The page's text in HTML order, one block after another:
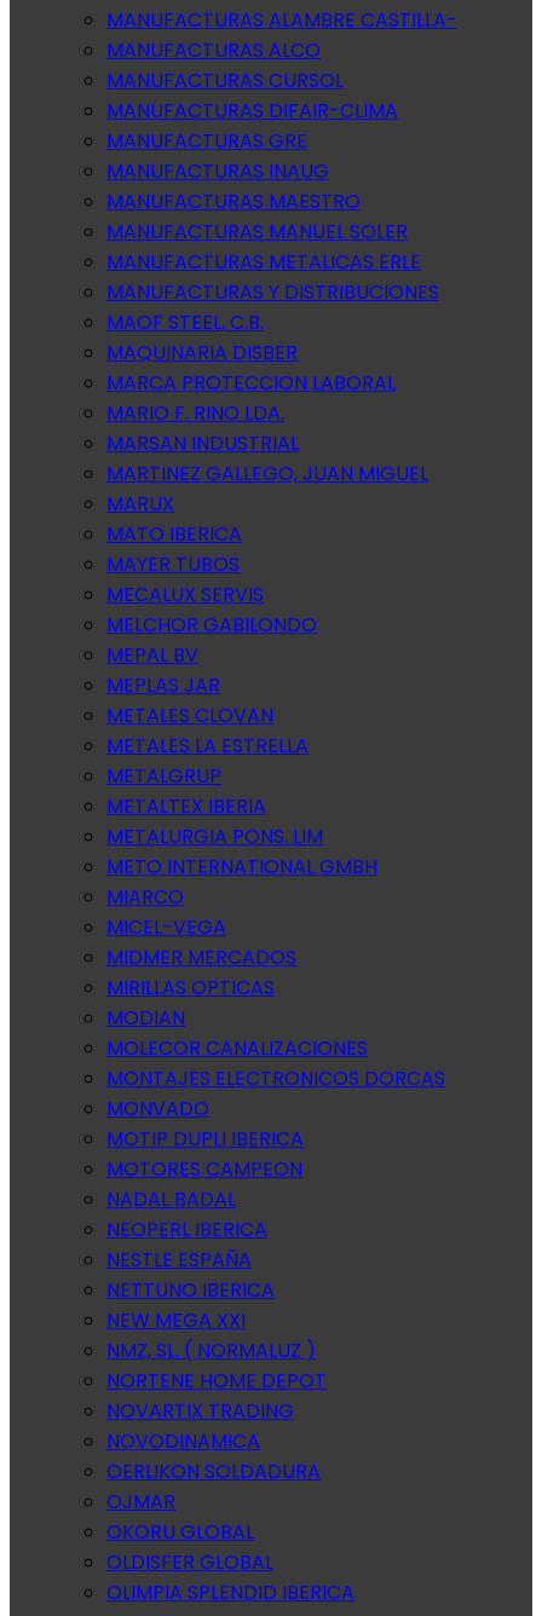
MANUFACTURAS ALAMBRE CASTILLA-
MANUFACTURAS ALCO
MANUFACTURAS CURSOL
MANUFACTURAS DIFAIR-CLIMA
MANUFACTURAS GRE
MANUFACTURAS INAUG
MANUFACTURAS MAESTRO
MANUFACTURAS MANUEL SOLER
MANUFACTURAS METALICAS ERLE
MANUFACTURAS Y DISTRIBUCIONES
MAOF STEEL, C.B.
MAQUINARIA DISBER
MARCA PROTECCION LABORAL
MARIO F. RINO LDA.
MARSAN INDUSTRIAL
MARTINEZ GALLEGO, JUAN MIGUEL
MARUX
MATO IBERICA
MAYER TUBOS
MECALUX SERVIS
MELCHOR GABILONDO
MEPAL BV
MEPLAS JAR
METALES CLOVAN
METALES LA ESTRELLA
METALGRUP
METALTEX IBERIA
METALURGIA PONS. LIM
METO INTERNATIONAL GMBH
MIARCO
MICEL-VEGA
MIDMER MERCADOS
MIRILLAS OPTICAS
MODIAN
MOLECOR CANALIZACIONES
MONTAJES ELECTRONICOS DORCAS
MONVADO
MOTIP DUPLI IBERICA
MOTORES CAMPEON
NADAL BADAL
NEOPERL IBERICA
NESTLE ESPAÑA
NETTUNO IBERICA
NEW MEGA XXI
NMZ, SL. ( NORMALUZ )
NORTENE HOME DEPOT
NOVARTIX TRADING
NOVODINAMICA
OERLIKON SOLDADURA
OJMAR
OKORU GLOBAL
OLDISFER GLOBAL
OLIMPIA SPLENDID IBERICA